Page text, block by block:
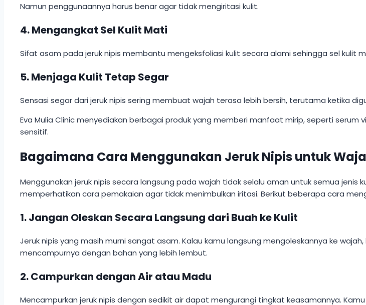
Namun penggunaannya harus benar agar tidak mengiritasi kulit.
4. Mengangkat Sel Kulit Mati
Sifat asam pada jeruk nipis membantu mengeksfoliasi kulit secara alami sehingga sel kulit
5. Menjaga Kulit Tetap Segar
Sensasi segar dari jeruk nipis sering membuat wajah terasa lebih bersih, terutama ketika
Eva Mulia Clinic menyediakan berbagai produk yang memberi manfaat mirip, seperti
sensitif.
Bagaimana Cara Menggunakan Jeruk Nipis untuk
Menggunakan jeruk nipis secara langsung pada wajah tidak selalu aman untuk semua
memperhatikan cara pemakaian agar tidak menimbulkan iritasi. Berikut beberapa cara
1. Jangan Oleskan Secara Langsung dari Buah ke Kulit
Jeruk nipis yang masih murni sangat asam. Kalau kamu langsung mengoleskannya ke
mencampurnya dengan bahan yang lebih lembut.
2. Campurkan dengan Air atau Madu
Mencampurkan jeruk nipis dengan sedikit air dapat mengurangi tingkat keasamannya.